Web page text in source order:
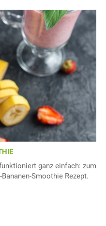
ganz einfach: zum
Smoothie Rezept.